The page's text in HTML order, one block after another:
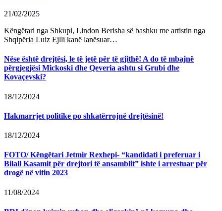
21/02/2025
Këngëtari nga Shkupi, Lindon Berisha së bashku me artistin nga
Shqipëria Luiz Ejlli kanë lanësuar…
Nëse është drejtësi, le të jetë për të gjithë! A do të mbajnë
përgjegjësi Mickoski dhe Qeveria ashtu si Grubi dhe
Kovaçevski?
18/12/2024
Hakmarrjet politike po shkatërrojnë drejtësinë!
18/12/2024
FOTO/ Këngëtari Jetmir Rexhepi- “kandidati i preferuar i
Bilall Kasamit për drejtori të ansamblit” ishte i arrestuar për
drogë në vitin 2023
11/08/2024